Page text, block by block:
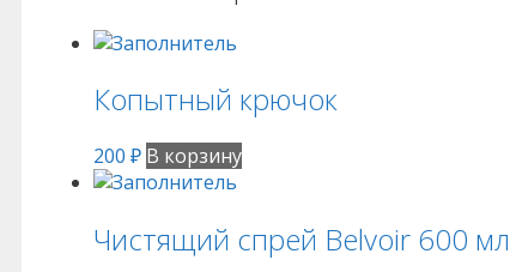
Копытный крючок
200 ₽ В корзину
Чистящий спрей Belvoir 600 мл